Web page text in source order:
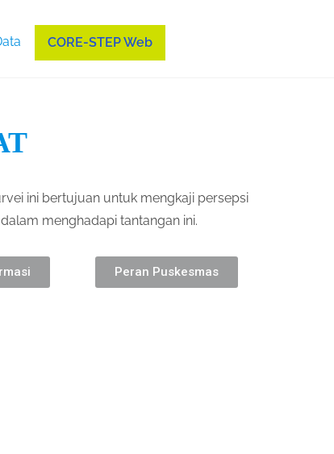
CORE-STEP Web
ini bertujuan untuk mengkaji persepsi
menghadapi tantangan ini.
Peran Puskesmas